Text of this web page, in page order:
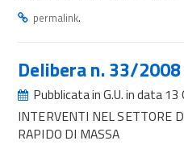
permalink.
Delibera n. 33/2008
Pubblicata in G.U. in data
INTERVENTI NEL SETTORE
RAPIDO DI MASSA